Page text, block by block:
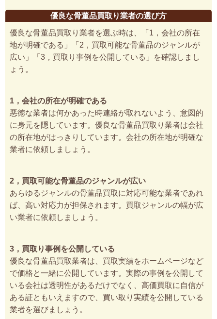
優良な骨董品買取り業者の選び方
優良な骨董品買取り業者を選ぶ時は、「1，会社の所在
地が明確である」「2，買取可能な骨董品のジャンルが
広い」「3，買取り事例を公開している」を確認しまし
ょう。
1，会社の所在が明確である
悪徳な業者は何かあった時連絡が取れないよう、意図的
に身元を隠しています。優良な骨董品買取り業者は会社
の所在地がはっきりしています。会社の所在地が明確な
業者に依頼しましょう。
2，買取可能な骨董品のジャンルが広い
あらゆるジャンルの骨董品買取に対応可能な業者であれ
ば、高い対応力が担保されます。買取ジャンルの幅が広
い業者に依頼しましょう。
3，買取り事例を公開している
優良な骨董品買取業者は、買取実績をホームページなど
で価格と一緒に公開しています。実際の事例を公開して
いる会社は透明性があるだけでなく、高価買取に自信が
ある証ともいえますので、買い取り実績を公開している
業者を選びましょう。